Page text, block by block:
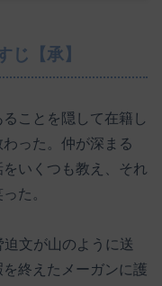
じ【承】
ことを隠して在籍し
った。仲が深まる
いくつも教え、それ
た。
文が山のように送
終えたメーガンに護